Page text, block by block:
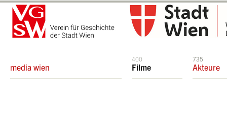
media wien
400
Filme
735
Akteure